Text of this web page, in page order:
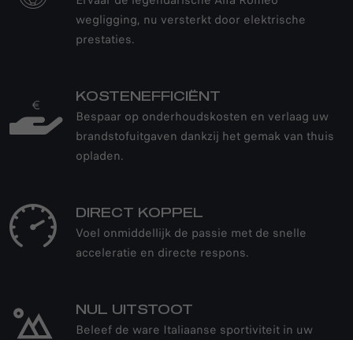
wegligging, nu versterkt door elektrische
prestaties.
KOSTENEFFICIËNT
Bespaar op onderhoudskosten en verlaag uw
brandstofuitgaven dankzij het gemak van thuis
opladen.
DIRECT KOPPEL
Voel onmiddellijk de passie met de snelle
acceleratie en directe respons.
NUL UITSTOOT
Beleef de ware Italiaanse sportiviteit in uw